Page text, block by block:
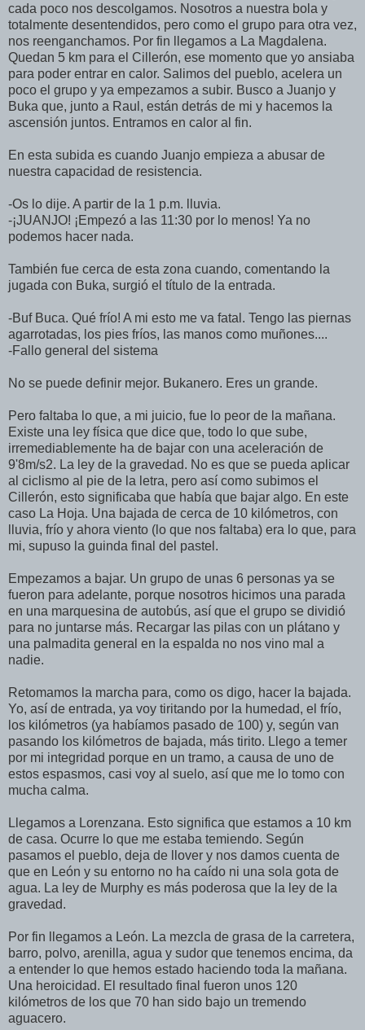
cada poco nos descolgamos. Nosotros a nuestra bola y
totalmente desentendidos, pero como el grupo para otra vez,
nos reenganchamos. Por fin llegamos a La Magdalena.
Quedan 5 km para el Cillerón, ese momento que yo ansiaba
para poder entrar en calor. Salimos del pueblo, acelera un
poco el grupo y ya empezamos a subir. Busco a Juanjo y
Buka que, junto a Raul, están detrás de mi y hacemos la
ascensión juntos. Entramos en calor al fin.
En esta subida es cuando Juanjo empieza a abusar de
nuestra capacidad de resistencia.
-Os lo dije. A partir de la 1 p.m. lluvia.
-¡JUANJO! ¡Empezó a las 11:30 por lo menos! Ya no
podemos hacer nada.
También fue cerca de esta zona cuando, comentando la
jugada con Buka, surgió el título de la entrada.
-Buf Buca. Qué frío! A mi esto me va fatal. Tengo las piernas
agarrotadas, los pies fríos, las manos como muñones....
-Fallo general del sistema
No se puede definir mejor. Bukanero. Eres un grande.
Pero faltaba lo que, a mi juicio, fue lo peor de la mañana.
Existe una ley física que dice que, todo lo que sube,
irremediablemente ha de bajar con una aceleración de
9'8m/s2. La ley de la gravedad. No es que se pueda aplicar
al ciclismo al pie de la letra, pero así como subimos el
Cillerón, esto significaba que había que bajar algo. En este
caso La Hoja. Una bajada de cerca de 10 kilómetros, con
lluvia, frío y ahora viento (lo que nos faltaba) era lo que, para
mi, supuso la guinda final del pastel.
Empezamos a bajar. Un grupo de unas 6 personas ya se
fueron para adelante, porque nosotros hicimos una parada
en una marquesina de autobús, así que el grupo se dividió
para no juntarse más. Recargar las pilas con un plátano y
una palmadita general en la espalda no nos vino mal a
nadie.
Retomamos la marcha para, como os digo, hacer la bajada.
Yo, así de entrada, ya voy tiritando por la humedad, el frío,
los kilómetros (ya habíamos pasado de 100) y, según van
pasando los kilómetros de bajada, más tirito. Llego a temer
por mi integridad porque en un tramo, a causa de uno de
estos espasmos, casi voy al suelo, así que me lo tomo con
mucha calma.
Llegamos a Lorenzana. Esto significa que estamos a 10 km
de casa. Ocurre lo que me estaba temiendo. Según
pasamos el pueblo, deja de llover y nos damos cuenta de
que en León y su entorno no ha caído ni una sola gota de
agua. La ley de Murphy es más poderosa que la ley de la
gravedad.
Por fin llegamos a León. La mezcla de grasa de la carretera,
barro, polvo, arenilla, agua y sudor que tenemos encima, da
a entender lo que hemos estado haciendo toda la mañana.
Una heroicidad. El resultado final fueron unos 120
kilómetros de los que 70 han sido bajo un tremendo
aguacero.